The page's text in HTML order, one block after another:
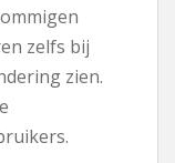
zelfs bij
zien.